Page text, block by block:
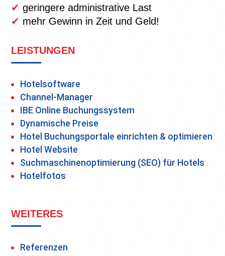
✔ geringere administrative Last
✔ mehr Gewinn in Zeit und Geld!
LEISTUNGEN
Hotelsoftware
Channel-Manager
IBE Online Buchungssystem
Dynamische Preise
Hotel Buchungsportale einrichten & optimieren
Hotel Website
Suchmaschinenoptimierung (SEO) für Hotels
Hotelfotos
WEITERES
Referenzen